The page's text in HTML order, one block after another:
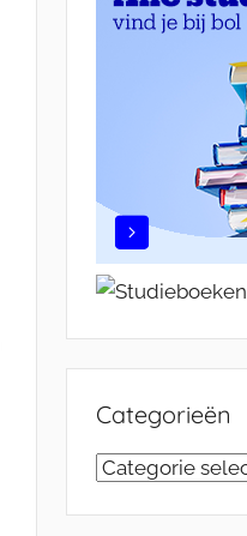
Categorieën
Categorieën